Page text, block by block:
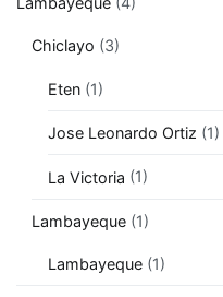
Chiclayo (3)
Eten(1)
Jose Leonardo Ortiz (1)
La Victoria (1)
Lambayeque (1)
Lambayeque(1)